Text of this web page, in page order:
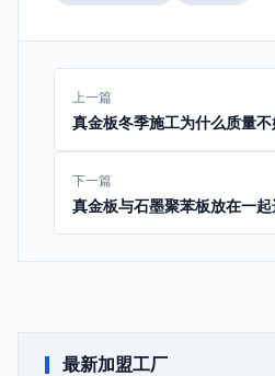
上一篇
真金板冬季施工为什么质量
下一篇
真金板与石墨聚苯板放在一
最新加盟工厂